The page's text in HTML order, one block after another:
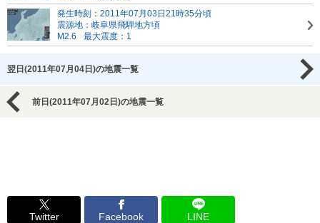
発生時刻：2011年07月03日21時35分頃
震源地：岐阜県飛騨地方頃
M2.6
最大震度：1
翌日(2011年07月04日)の地震一覧
前日(2011年07月02日)の地震一覧
Twitter Facebook LINE